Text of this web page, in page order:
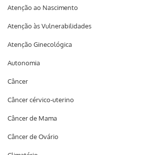
Atenção ao Nascimento
Atenção às Vulnerabilidades
Atenção Ginecológica
Autonomia
Câncer
Câncer cérvico-uterino
Câncer de Mama
Câncer de Ovário